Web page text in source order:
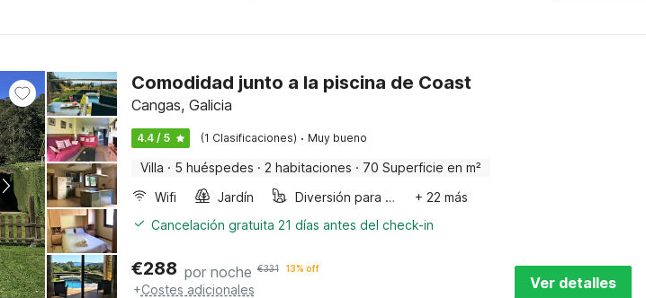
Comodidad junto a la piscina de Coast
Cangas, Galicia
4.4 / 5 (1 Clasificaciones) · Muy bueno
Villa · 5 huéspedes · 2 habitaciones · 70 Superficie en m²
Wifi
Jardín Diversión para niños
+ 22 más
Cancelación gratuita 21 días antes del check-in
€288 por noche €331 13% off
+Costes adicionales Ver detalles